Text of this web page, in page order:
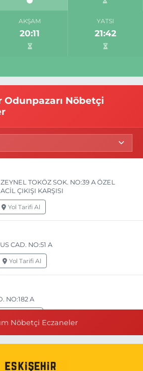
AKŞAM
20:11
YATSI
21:42
Odunpazarı Nöbetçi
TOKÖZ SOK. NO:39 A ÖZEL
ÇIKIŞI KARŞISI
Yol Tarifi Al
CAD. NO:51 A
Yol Tarifi Al
NO:182 A
KAPISI TAM KARŞISI I
Nöbetçi Eczaneler